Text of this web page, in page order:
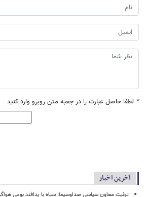
* لطفا حاصل عبارت را در جعبه متن روبرو وارد کنید
آخرین اخبار
توئیت معاون سیاسی صداوسیما: سپاه با پدافند بومی